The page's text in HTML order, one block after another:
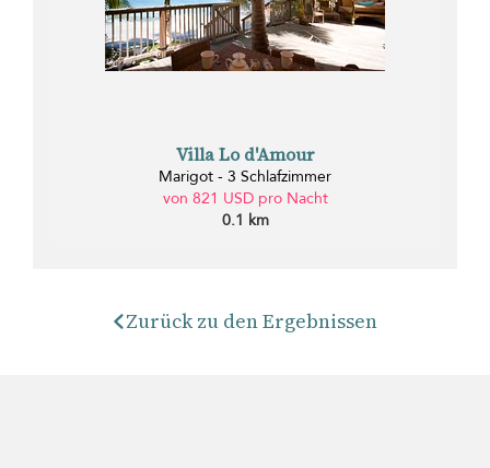
Villa Lo d'Amour
Marigot - 3 Schlafzimmer
von 821 USD pro Nacht
0.1 km
Zurück zu den Ergebnissen